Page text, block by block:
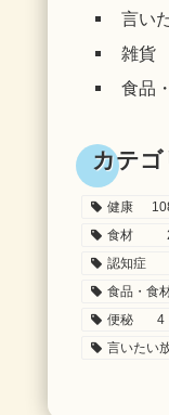
言い
雑貨
食品
カテゴ
健康
食材
認知症
食品・食
便秘
4
言いたい